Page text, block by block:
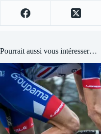
Pourrait aussi vous intéresser…